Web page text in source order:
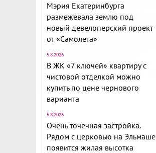
Мэрия Екатеринбурга
размежевала землю под
новый девелоперский проект
от «Самолета»
5.8.2026
В ЖК «7 ключей» квартиру с
чистовой отделкой можно
купить по цене чернового
варианта
5.8.2026
Очень точечная застройка.
Рядом с церковью на Эльмаше
появится жилая высотка